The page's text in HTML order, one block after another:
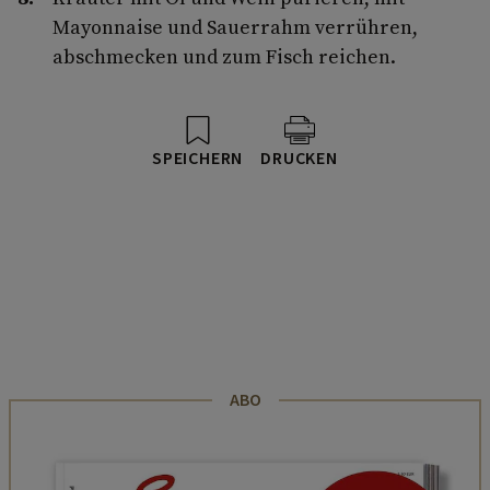
Mayonnaise und Sauerrahm verrühren,
abschmecken und zum Fisch reichen.
SPEICHERN DRUCKEN
ABO